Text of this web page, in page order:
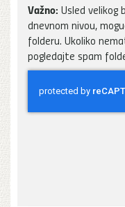
Važno: Usled velikog
dnevnom nivou,
folderu. Ukoliko
pogledajte spam